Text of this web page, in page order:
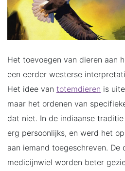
Het toevoegen van dieren aan
een eerder westerse
Het idee van totemdieren is
maar het ordenen van
dat niet. In de indiaanse
erg persoonlijks, en werd het
aan iemand toegeschreven. De
medicijnwiel worden beter